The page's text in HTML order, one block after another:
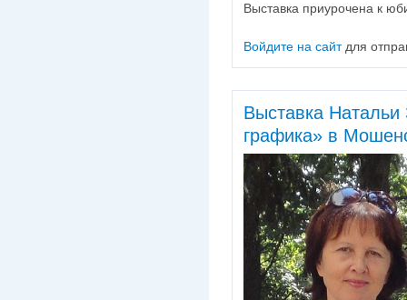
Выставка приурочена к
Войдите на сайтдля
Выставка Натальи
графика» в